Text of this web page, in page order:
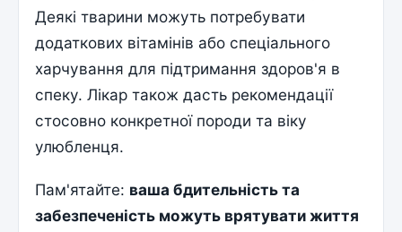
Деякі тварини можуть потребувати
додаткових вітамінів або спеціального
харчування для підтримання здоров'я в
спеку. Лікар також дасть рекомендації
стосовно конкретної породи та віку
улюбленця.
Пам'ятайте: ваша бдительність та
забезпеченість можуть врятувати життя